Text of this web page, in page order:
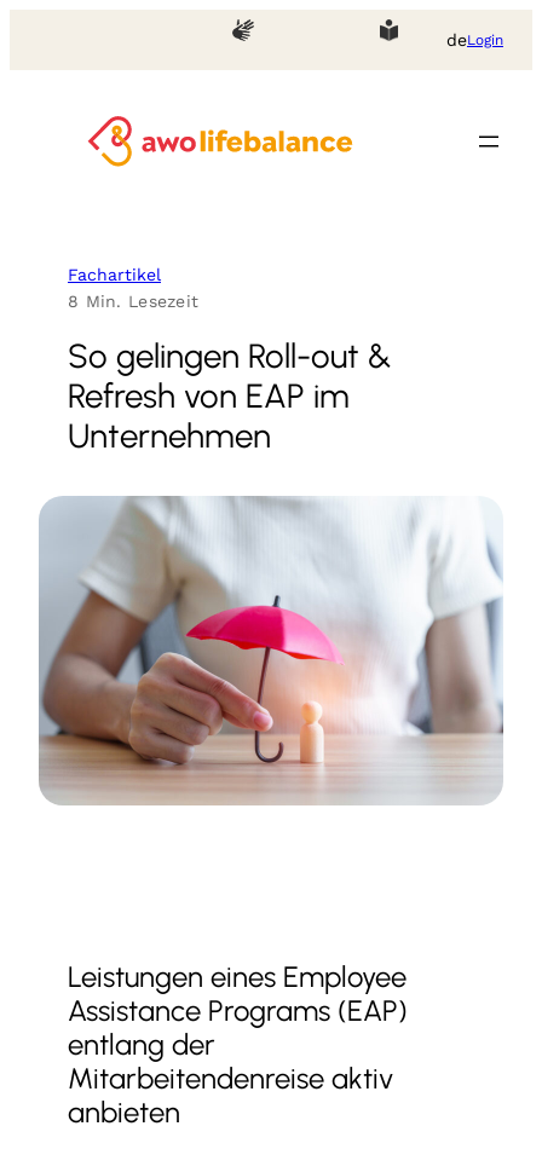
springen
deLogin
Fachartikel
8 Min. Lesezeit
So gelingen Roll-out &
Refresh von EAP im
Unternehmen
Leistungen eines Employee
Assistance Programs (EAP)
entlang der
Mitarbeitendenreise aktiv
anbieten